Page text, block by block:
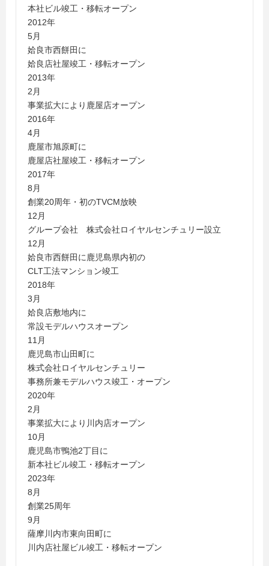
本社ビル竣工・移転オープン
2012年
5月
姶良市西餅田に
姶良店社屋竣工・移転オープン
2013年
2月
事業拡大により鹿屋店オープン
2016年
4月
鹿屋市旭原町に
鹿屋店社屋竣工・移転オープン
2017年
8月
創業20周年・初のTVCM放映
12月
グループ会社 株式会社ロイヤルセンチュリー設立
12月
姶良市西餅田に鹿児島県内初の
CLT工法マンション竣工
2018年
3月
姶良店敷地内に
常設モデルハウスオープン
11月
鹿児島市山田町に
株式会社ロイヤルセンチュリー
事務所兼モデルハウス竣工・オープン
2020年
2月
事業拡大により川内店オープン
10月
鹿児島市鴨池2丁目に
新本社ビル竣工・移転オープン
2023年
8月
創業25周年
9月
薩摩川内市東向田町に
川内店社屋ビル竣工・移転オープン